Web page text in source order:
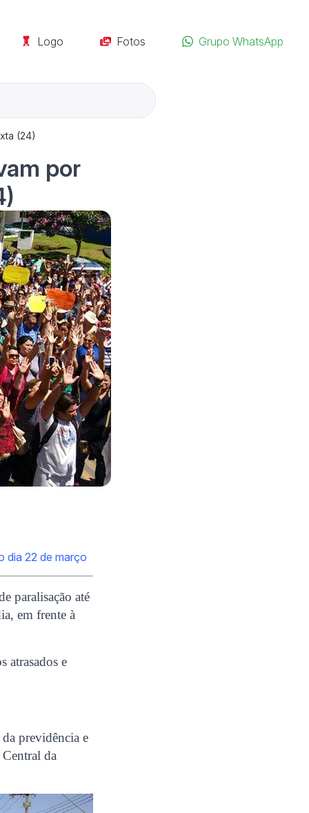
Logo Fotos Grupo WhatsApp
(24)
por
dia 22 de março
paralisação até
em frente à
atrasados e
previdência e
da